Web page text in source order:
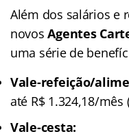
Além dos salários e
novosAgentes
uma série de
Vale-refeição/
até R$ 1.324,18/
Vale-cesta: